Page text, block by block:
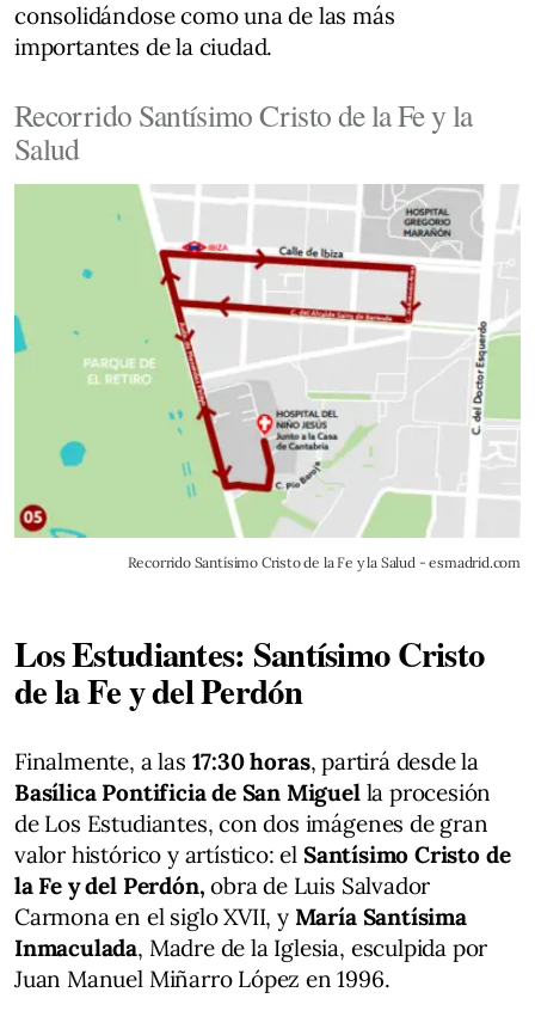
consolidándose como una de las más
importantes de la ciudad.
Recorrido Santísimo Cristo de la Fe y la
Salud
Recorrido Santísimo Cristo de la Fe y la Salud - esmadrid.com
Los Estudiantes: Santísimo Cristo
de la Fe y del Perdón
Finalmente, a las 17:30 horas, partirá desde la
Basílica Pontificia de San Miguella procesión
de Los Estudiantes, con dos imágenes de gran
valor histórico y artístico: el Santísimo Cristo de
la Fe y del Perdón, obra de Luis Salvador
Carmona en el siglo XVII, y María Santísima
Inmaculada, Madre de la Iglesia, esculpida por
Juan Manuel Miñarro López en 1996.